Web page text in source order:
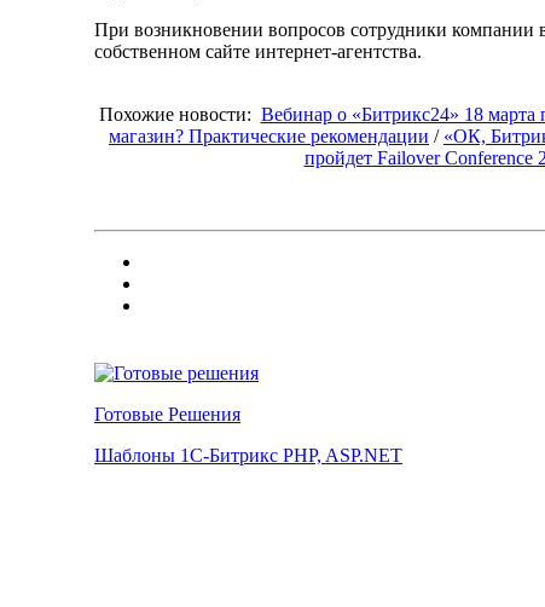
При возникновении вопросов сотрудники компании
собственном сайте интернет-агентства.
Похожие новости: Вебинар о «Битрикс24» 18 марта
магазин? Практические рекомендации / «ОК,
пройдет Failover Conference
Готовые Решения
Шаблоны 1С-Битрикс PHP, ASP.NET